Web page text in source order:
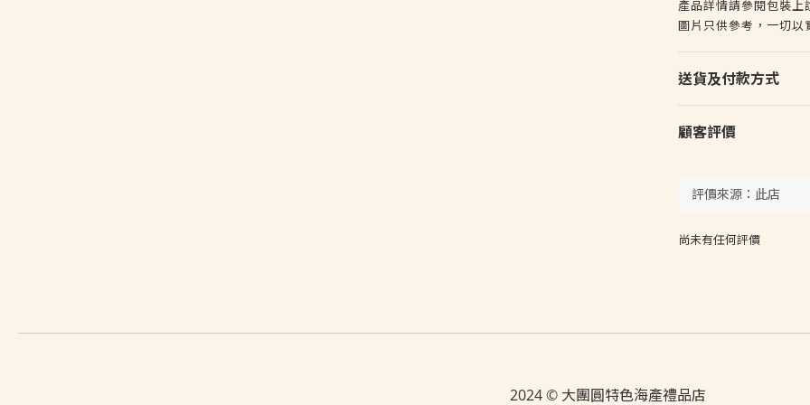
產品詳情請參閱包裝上
圖片只供參考，一切以
送貨及付款方式
顧客評價
尚未有任何評價
2024 © 大團圓特色海產禮品店